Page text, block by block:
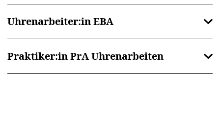
Uhrenarbeiter:in EBA
Praktiker:in PrA Uhrenarbeiten